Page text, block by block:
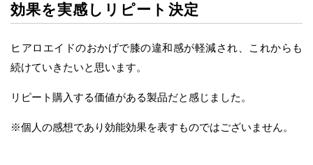
効果を実感しリピート決定
ヒアロエイドのおかげで膝の違和感が軽減され、これからも
続けていきたいと思います。
リピート購入する価値がある製品だと感じました。
※個人の感想であり効能効果を表すものではございません。